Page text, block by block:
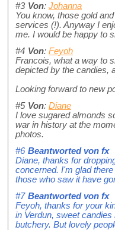
#3 Von: Johanna
You know, those gold
services (!). Anyway I
me. I would be happy to
#4 Von: Feyoh
Francois, what a way to
depicted by the candies,
Looking forward to new
#5 Von: Diane
I love sugared almonds
war in history at the
photos.
#6 Beantworted von fx
Diane, thanks for
concerned. I'm glad
those who saw it have
#7 Beantworted von fx
Feyoh, thanks for your
in Verdun, sweet
butchery. But lovely